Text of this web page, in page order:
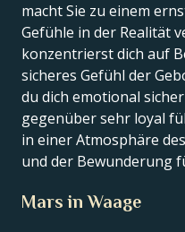
macht Sie zu einem
Gefühle in der Realität
konzentrierst dich auf
sicheres Gefühl der
du dich emotional sicher
gegenüber sehr loyal
in einer Atmosphäre
und der Bewunderung
Mars in Waage